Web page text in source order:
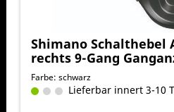
Shimano Schalthebel
rechts 9-Gang
Farbe: schwarz
Lieferbar innert 3-10